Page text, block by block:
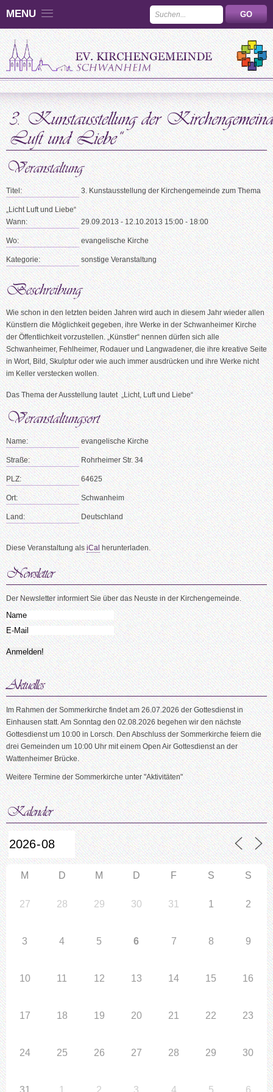
MENU
Titel: 3. Kunstausstellung der Kirchengemeinde zum Thema
„Licht Luft und Liebe“
Wann:
29.09.2013 - 12.10.2013 15:00 - 18:00
Wo: evangelische Kirche
Kategorie: sonstige Veranstaltung
Wie schon in den letzten beiden Jahren wird auch in diesem Jahr wieder allen
Künstlern die Möglichkeit gegeben, ihre Werke in der Schwanheimer Kirche
der Öffentlichkeit vorzustellen. „Künstler“ nennen dürfen sich alle
Schwanheimer, Fehlheimer, Rodauer und Langwadener, die ihre kreative Seite
in Wort, Bild, Skulptur oder wie auch immer ausdrücken und ihre Werke nicht
im Keller verstecken wollen.
Das Thema der Ausstellung lautet „Licht, Luft und Liebe“
Name: evangelische Kirche
Straße: Rohrheimer Str. 34
PLZ: 64625
Ort: Schwanheim
Land: Deutschland
Diese Veranstaltung alsiCalherunterladen.
Der Newsletter informiert Sie über das Neuste in der Kirchengemeinde.
Im Rahmen der Sommerkirche findet am 26.07.2026 der Gottesdienst in
Einhausen statt. Am Sonntag den 02.08.2026 begehen wir den nächste
Gottesdienst um 10:00 in Lorsch. Den Abschluss der Sommerkirche feiern die
drei Gemeinden um 10:00 Uhr mit einem Open Air Gottesdienst an der
Wattenheimer Brücke.
Weitere Termine der Sommerkirche unter "Aktivitäten"
M D M D F S S
27 28 29 30 31 1 2
3 4 5 6 7 8 9
10 11 12 13 14 15 16
17 18 19 20 21 22 23
24 25 26 27 28 29 30